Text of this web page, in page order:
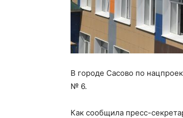
В городе Сасово по
№ 6.
Как сообщила пресс-